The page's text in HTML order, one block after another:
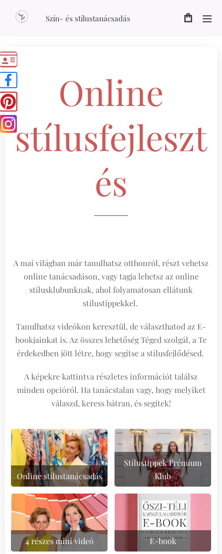
Szín- és stílustanácsadás
Online
stílusfejleszt
és
A mai világban már tanulhatsz otthonról, részt vehetsz
online tanácsadáson, vagy tagja lehetsz az online
stílusklubunknak, ahol folyamatosan ellátunk
stílustippekkel.
Tanulhatsz videókon keresztül, de választhatod az E-
bookjainkat is. Az összes lehetőség Téged szolgál, a Te
érdekedben jött létre, hogy segítse a stílusfejlődésed.
A képekre kattintva részletes információt találsz
minden opcióról. Ha tanácstalan vagy, hogy melyiket
válaszd, keress bátran, és segítek!
Online stílustanácsadás
Stílustippek Prémium
Klub
4 részes mini videó E-book